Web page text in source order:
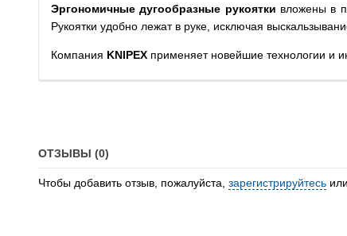
Эргономичные дугообразные рукоятки вложены в
Рукоятки удобно лежат в руке, исключая
Компания KNIPEX применяет новейшие технологии и
ОТЗЫВЫ (0)
Чтобы добавить отзыв, пожалуйста, зарегистрируйтесь или